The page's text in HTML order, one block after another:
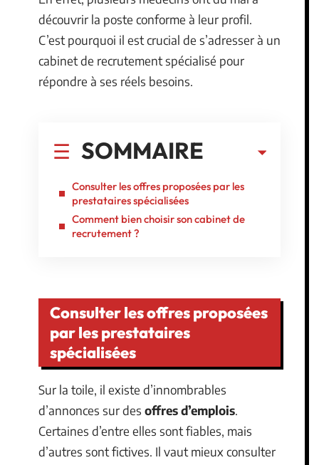
découvrir la poste conforme à leur profil.
C’est pourquoi il est crucial de s’adresser à un
cabinet de recrutement spécialisé pour
répondre à ses réels besoins.
SOMMAIRE
Consulter les offres proposées par les
prestataires spécialisées
Comment bien choisir son cabinet de
recrutement ?
Consulter les offres proposées
par les prestataires
spécialisées
Sur la toile, il existe d’innombrables
d’annonces sur des offres d’emplois.
Certaines d’entre elles sont fiables, mais
d’autres sont fictives. Il vaut mieux consulter